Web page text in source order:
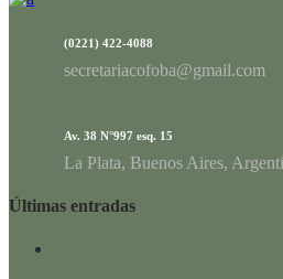
(0221) 422-4088
secretariacofoba@gmail.com
Av. 38 N°997 esq. 15
La Plata, Buenos Aires,
Últimas entradas